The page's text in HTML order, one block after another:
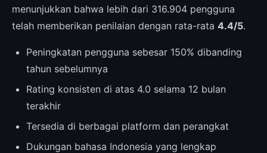
menunjukkan bahwa lebih dari 316.904 pengguna
telah memberikan penilaian dengan rata-rata 4.4/5.
Peningkatan pengguna sebesar 150% dibanding
tahun sebelumnya
Rating konsisten di atas 4.0 selama 12 bulan
terakhir
Tersedia di berbagai platform dan perangkat
Dukungan bahasa Indonesia yang lengkap